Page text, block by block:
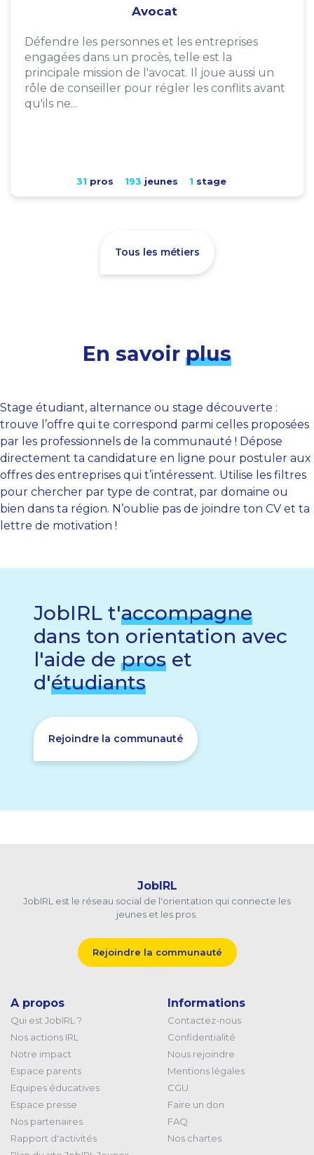
Avocat
Défendre les personnes et les entreprises
engagées dans un procès, telle est la
principale mission de l'avocat. Il joue aussi un
rôle de conseiller pour régler les conflits avant
qu'ils ne...
31 pros 193 jeunes 1 stage
Tous les métiers
En savoir plus
Stage étudiant, alternance ou stage découverte :
trouve l’offre qui te correspond parmi celles proposées
par les professionnels de la communauté ! Dépose
directement ta candidature en ligne pour postuler aux
offres des entreprises qui t’intéressent. Utilise les filtres
pour chercher par type de contrat, par domaine ou
bien dans ta région. N’oublie pas de joindre ton CV et ta
lettre de motivation !
JobIRL t'accompagne
dans ton orientation avec
l'aide de pros et
d'étudiants
Rejoindre la communauté
JobIRL
JobIRL est le réseau social de l'orientation qui connecte les
jeunes et les pros.
Rejoindre la communauté
A propos
Qui est JobIRL ?
Nos actions IRL
Notre impact
Espace parents
Equipes éducatives
Espace presse
Nos partenaires
Rapport d'activités
Informations
Contactez-nous
Confidentialité
Nous rejoindre
Mentions légales
CGU
Faire un don
FAQ
Nos chartes